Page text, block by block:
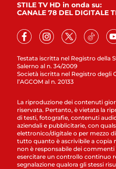
Testata iscritta nel Registro della
Salerno al n. 34/2009
Società iscritta nel Registro degli
l’AGCOM al n. 20133
STILE TV HD in onda su:
CANALE 78 DEL DIGITALE
La riproduzione dei contenuti
riservata. Pertanto, è vietata la
di testi, fotografie, contenuti
aziendali e pubblicitarie, con
elettronico/digitale o per mezzo
tutto quanto è ascrivibile a copia
non è responsabile dei
esercitare un controllo continuo
segnalazione qualora gli stessi